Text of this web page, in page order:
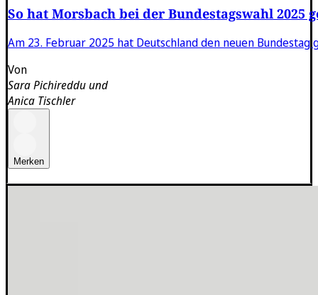
So hat Morsbach bei der Bundestagswahl 2025
Am 23. Februar 2025 hat Deutschland den neuen
Von
Sara Pichiredduund
Anica Tischler
Merken